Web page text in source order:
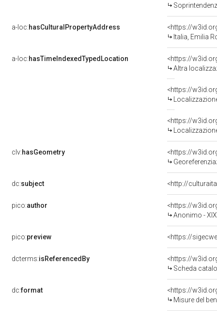
Soprintendenza
a-loc:hasCulturalPropertyAddress
<https://
Italia, Emilia
a-loc:hasTimeIndexedTypedLocation
<https://
Altra
<https://
<https://
clv:hasGeometry
<https://
dc:subject <http://
pico:author
<https://
Anonimo -
pico:preview <https://
dcterms:isReferencedBy
<https://
Scheda
dc:format
<https://
Misure del